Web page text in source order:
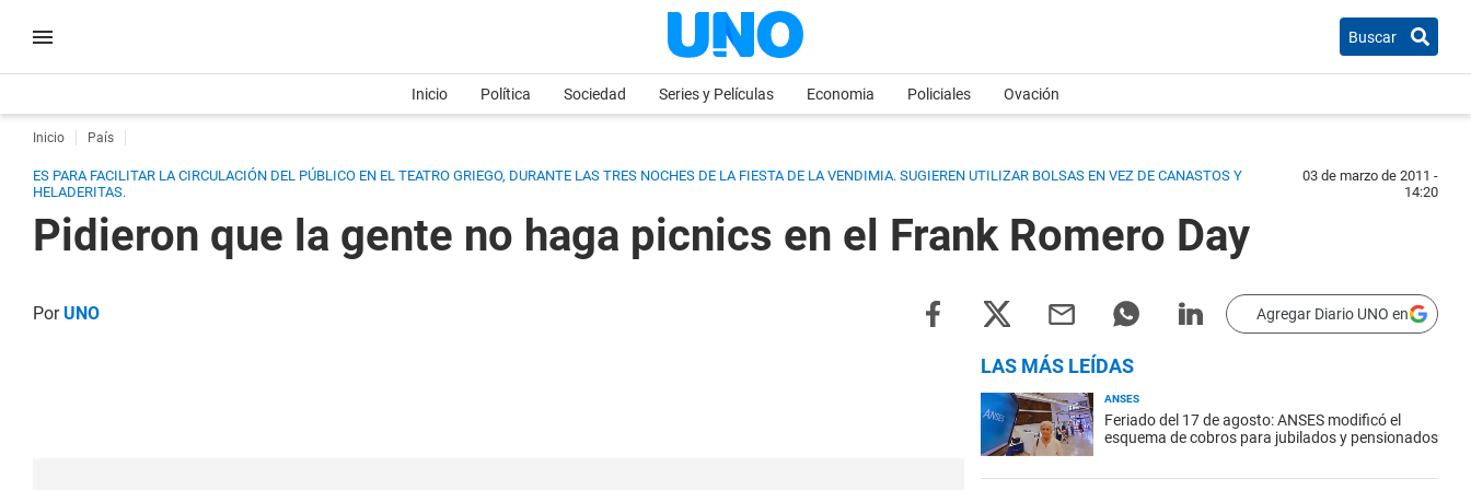
Buscar
Inicio Política Sociedad Series y Películas Economia Policiales Ovación
Inicio País
ES PARA FACILITAR LA CIRCULACIÓN DEL PÚBLICO EN EL TEATRO GRIEGO, DURANTE LAS TRES NOCHES DE LA FIESTA DE LA VENDIMIA. SUGIEREN UTILIZAR BOLSAS EN VEZ DE CANASTOS Y
HELADERITAS.
03 de marzo de 2011 -
14:20
Pidieron que la gente no haga picnics en el Frank Romero Day
PorUNO Agregar Diario UNO en
LAS MÁS LEÍDAS
ANSES
Feriado del 17 de agosto: ANSES modificó el
esquema de cobros para jubilados y pensionados